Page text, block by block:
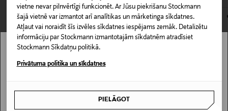
vietne nevar pilnvērtīgi funkcionēt. Ar Jūsu piekrišanu Stockmann
šajā vietnē var izmantot arī analītikas un mārketinga sīkdatnes.
Atļaut vai noraidīt šīs izvēles sīkdatnes iespējams zemāk. Detalizētu
informāciju par Stockmann izmantotajām sīkdatnēm atradīsiet
Stockmann Sīkdatņu politikā.
Privātuma politika un sīkdatnes
PIELĀGOT
atklātas liesmas un citiem siltuma avotiem. Izvairīties
no izsmidzināšanas acīs.
Krāsa
NOCOL
kas tiek atdoti atpakaļ, ir jābūt to sākotnējā neatvērtajā
iepakojumā.
PREČU ATGRIEŠANAS POLITIKA
Stockmann nav pieejams tavā valstī.
I UNDERSTAND